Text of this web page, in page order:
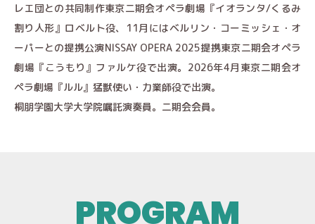
レエ団との共同制作東京二期会オペラ劇場『イオランタ/くるみ
割り人形』ロベルト役、11月にはベルリン・コーミッシェ・オ
ーパーとの提携公演NISSAY OPERA 2025提携東京二期会オペラ
劇場『こうもり』ファルケ役で出演。2026年4月東京二期会オ
ペラ劇場『ルル』猛獣使い・力業師役で出演。
桐朋学園大学大学院嘱託演奏員。二期会会員。